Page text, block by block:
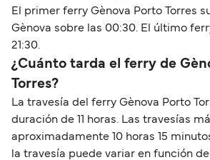
El primer ferry Gènova Porto Torres
Gènova sobre las 00:30. El último
21:30.
¿Cuánto tarda el ferry de
Torres?
La travesía del ferry Gènova Porto
duración de 11 horas. Las travesías
aproximadamente 10 horas 15
la travesía puede variar en función